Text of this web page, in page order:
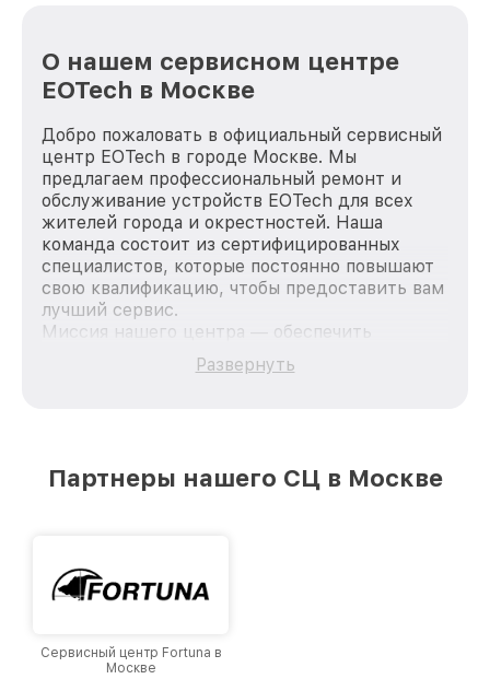
О нашем сервисном центре
EOTech в Москве
Добро пожаловать в официальный сервисный
центр EOTech в городе Москве. Мы
предлагаем профессиональный ремонт и
обслуживание устройств EOTech для всех
жителей города и окрестностей. Наша
команда состоит из сертифицированных
специалистов, которые постоянно повышают
свою квалификацию, чтобы предоставить вам
лучший сервис.
Миссия нашего центра — обеспечить
качественный и доступный ремонт для
каждого пользователя продукции EOTech, вне
лучшим сервисным центром EOTech в городе
Развернуть
Партнеры нашего СЦ в Москве
Сервисный центр Fortuna в
Москве